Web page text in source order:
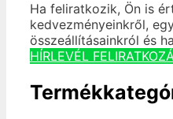
Ha feliratkozik, Ön is
kedvezményeinkről,
összeállításainkról és
HÍRLEVÉL